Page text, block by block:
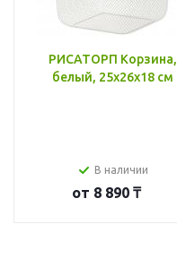
РИСАТОРП Корзина,
белый, 25x26x18 см
В наличии
от 8 890 ₸